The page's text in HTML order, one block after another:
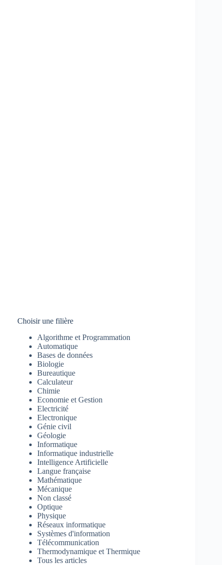
Choisir une filière
Algorithme et Programmation
Automatique
Bases de données
Biologie
Bureautique
Calculateur
Chimie
Economie et Gestion
Electricité
Electronique
Génie civil
Géologie
Informatique
Informatique industrielle
Intelligence Artificielle
Langue française
Mathématique
Mécanique
Non classé
Optique
Physique
Réseaux informatique
Systèmes d'information
Télécommunication
Thermodynamique et Thermique
Tous les articles